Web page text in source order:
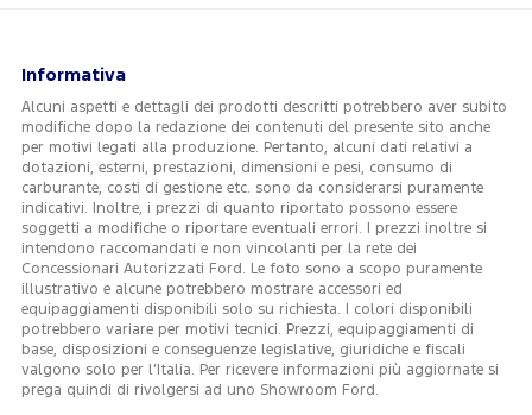
Informativa
Alcuni aspetti e dettagli dei prodotti descritti potrebbero aver subito
modifiche dopo la redazione dei contenuti del presente sito anche
per motivi legati alla produzione. Pertanto, alcuni dati relativi a
dotazioni, esterni, prestazioni, dimensioni e pesi, consumo di
carburante, costi di gestione etc. sono da considerarsi puramente
indicativi. Inoltre, i prezzi di quanto riportato possono essere
soggetti a modifiche o riportare eventuali errori. I prezzi inoltre si
intendono raccomandati e non vincolanti per la rete dei
Concessionari Autorizzati Ford. Le foto sono a scopo puramente
illustrativo e alcune potrebbero mostrare accessori ed
equipaggiamenti disponibili solo su richiesta. I colori disponibili
potrebbero variare per motivi tecnici. Prezzi, equipaggiamenti di
base, disposizioni e conseguenze legislative, giuridiche e fiscali
valgono solo per l’Italia. Per ricevere informazioni più aggiornate si
prega quindi di rivolgersi ad uno Showroom Ford.